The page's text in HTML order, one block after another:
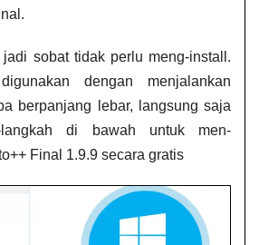
sobat tidak perlu meng-install.
dengan menjalankan
berpanjang lebar, langsung saja
langkah di bawah untuk men-
Final 1.9.9 secara gratis